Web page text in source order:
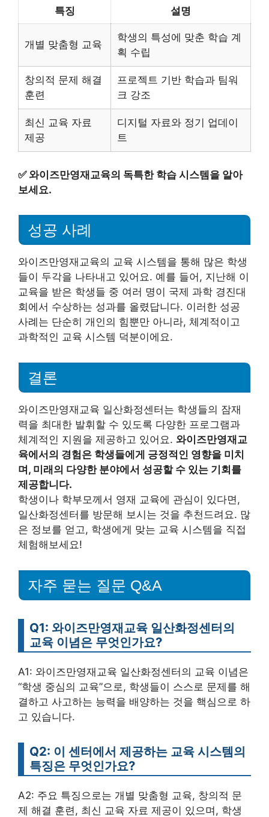
특징 설명
개별 맞춤형 교육
학생의 특성에 맞춘 학습 계
획 수립
창의적 문제 해결
훈련
프로젝트 기반 학습과 팀워
크 강조
최신 교육 자료
제공
디지털 자료와 정기 업데이
트
✅ 와이즈만영재교육의 독특한 학습 시스템을 알아
보세요.
성공 사례
와이즈만영재교육의 교육 시스템을 통해 많은 학생
들이 두각을 나타내고 있어요. 예를 들어, 지난해 이
교육을 받은 학생들 중 여러 명이 국제 과학 경진대
회에서 수상하는 성과를 올렸답니다. 이러한 성공
사례는 단순히 개인의 힘뿐만 아니라, 체계적이고
과학적인 교육 시스템 덕분이에요.
결론
와이즈만영재교육 일산화정센터는 학생들의 잠재
력을 최대한 발휘할 수 있도록 다양한 프로그램과
체계적인 지원을 제공하고 있어요. 와이즈만영재교
육에서의 경험은 학생들에게 긍정적인 영향을 미치
며, 미래의 다양한 분야에서 성공할 수 있는 기회를
제공합니다.
학생이나 학부모께서 영재 교육에 관심이 있다면,
일산화정센터를 방문해 보시는 것을 추천드려요. 많
은 정보를 얻고, 학생에게 맞는 교육 시스템을 직접
체험해보세요!
자주 묻는 질문 Q&A
Q1: 와이즈만영재교육 일산화정센터의
교육 이념은 무엇인가요?
A1: 와이즈만영재교육 일산화정센터의 교육 이념은
“학생 중심의 교육”으로, 학생들이 스스로 문제를 해
결하고 사고하는 능력을 배양하는 것을 핵심으로 하
고 있습니다.
Q2: 이 센터에서 제공하는 교육 시스템의
특징은 무엇인가요?
A2: 주요 특징으로는 개별 맞춤형 교육, 창의적 문
제 해결 훈련, 최신 교육 자료 제공이 있으며, 학생